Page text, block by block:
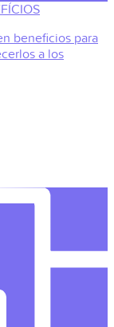
beneficios para
a los